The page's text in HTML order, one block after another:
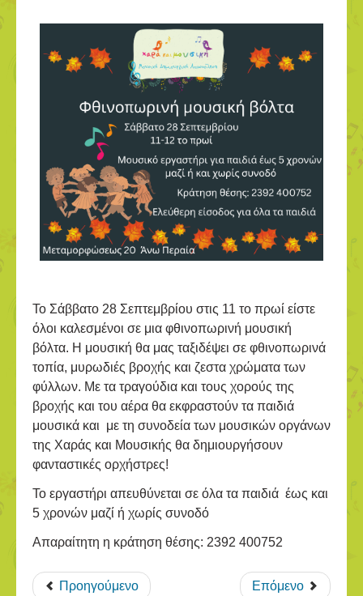
Το Σάββατο 28 Σεπτεμβρίου στις 11 το πρωί είστε
όλοι καλεσμένοι σε μια φθινοπωρινή μουσική
βόλτα. Η μουσική θα μας ταξιδέψει σε φθινοπωρινά
τοπία, μυρωδιές βροχής και ζεστα χρώματα των
φύλλων. Με τα τραγούδια και τους χορούς της
βροχής και του αέρα θα εκφραστούν τα παιδιά
μουσικά και με τη συνοδεία των μουσικών οργάνων
της Χαράς και Μουσικής θα δημιουργήσουν
φανταστικές ορχήστρες!
Το εργαστήρι απευθύνεται σε όλα τα παιδιά έως και
5 χρονών μαζί ή χωρίς συνοδό
Απαραίτητη η κράτηση θέσης: 2392 400752
Προηγούμενο Επόμενο